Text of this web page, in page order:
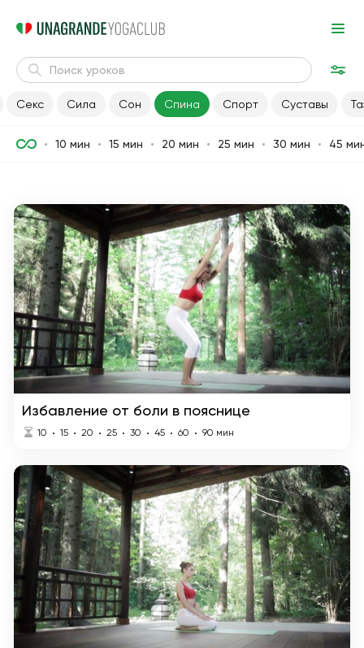
Секс Сила Сон Спина Спорт Суставы
10 мин 15 мин 20 мин 25 мин 30 мин 45
Избавление от боли в пояснице
10 15 20 25 30 45 60 90 мин